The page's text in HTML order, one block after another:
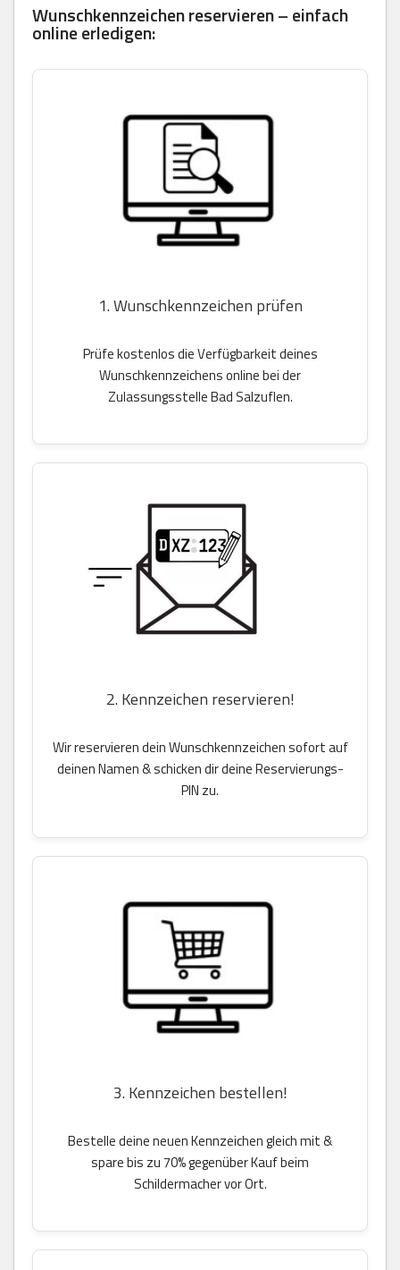
Wunschkennzeichen reservieren – einfach
online erledigen:
1. Wunschkennzeichen prüfen
Prüfe kostenlos die Verfügbarkeit deines
Wunschkennzeichens online bei der
Zulassungsstelle Bad Salzuflen.
2. Kennzeichen reservieren!
Wir reservieren dein Wunschkennzeichen sofort auf
deinen Namen & schicken dir deine Reservierungs-
PIN zu.
3. Kennzeichen bestellen!
Bestelle deine neuen Kennzeichen gleich mit &
spare bis zu 70% gegenüber Kauf beim
Schildermacher vor Ort.